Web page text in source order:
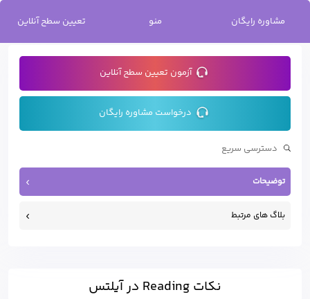
مشاوره رایگان منو تعیین سطح آنلاین / نکات Reading در آیلتس
نکات Reading در آیلتس
آزمون تعیین سطح آنلاین
درخواست مشاوره رایگان
توضیحات
بلاگ های مرتبط